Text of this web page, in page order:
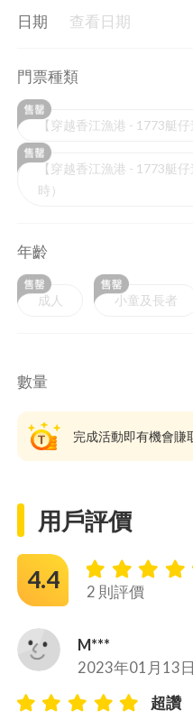
日期 查看日期
門票種類
【穿越香江漁港 - 1773艇
【穿越香江漁港 - 1773艇
時）
年齡
成人 小童及長者
數量
完成活動即有機會賺
用戶評價
4.4 2 則評價
M***
2023年01月13日
超讚